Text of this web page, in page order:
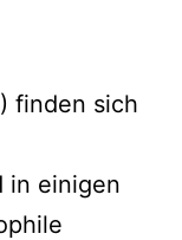
finden sich
in einigen